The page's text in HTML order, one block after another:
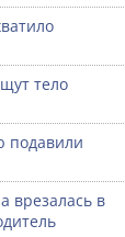
тело
подавили
врезалась в